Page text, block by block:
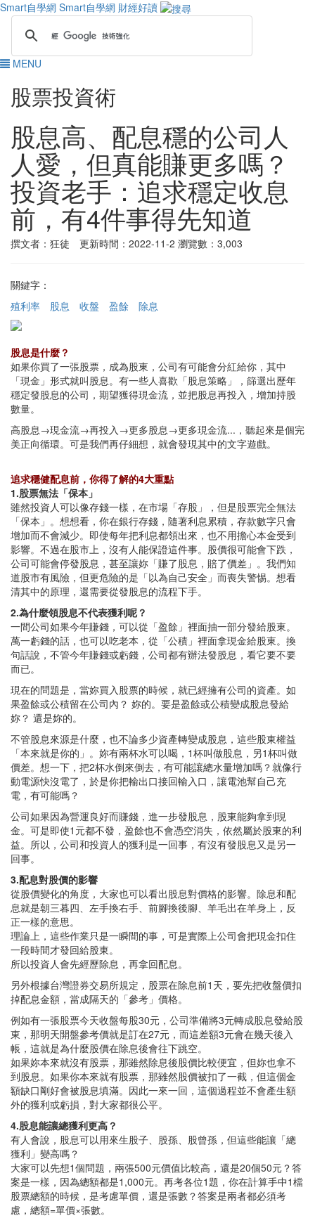
Smart自學網 Smart自學網 財經好讀
MENU
股票投資術
股息高、配息穩的公司人
人愛，但真能賺更多嗎？
投資老手：追求穩定收息
前，有4件事得先知道
撰文者：狂徒 更新時間：2022-11-2 瀏覽數：3,003
關鍵字：
殖利率
股息 收盤 盈餘 除息
股息是什麼？
如果你買了一張股票，成為股東，公司有可能會分紅給你，其中
「現金」形式就叫股息。有一些人喜歡「股息策略」，篩選出歷年
穩定發股息的公司，期望獲得現金流，並把股息再投入，增加持股
數量。
高股息→現金流→再投入→更多股息→更多現金流...，聽起來是個完
美正向循環。可是我們再仔細想，就會發現其中的文字遊戲。
追求穩健配息前，你得了解的4大重點
1.股票無法「保本」
雖然投資人可以像存錢一樣，在市場「存股」，但是股票完全無法
「保本」。想想看，你在銀行存錢，隨著利息累積，存款數字只會
增加而不會減少。即使每年把利息都領出來，也不用擔心本金受到
影響。不過在股市上，沒有人能保證這件事。股價很可能會下跌，
公司可能會停發股息，甚至讓妳「賺了股息，賠了價差」。我們知
道股市有風險，但更危險的是「以為自己安全」而喪失警惕。想看
清其中的原理，還需要從發股息的流程下手。
2.為什麼領股息不代表獲利呢？
一間公司如果今年賺錢，可以從「盈餘」裡面抽一部分發給股東。
萬一虧錢的話，也可以吃老本，從「公積」裡面拿現金給股東。換
句話說，不管今年賺錢或虧錢，公司都有辦法發股息，看它要不要
而已。
現在的問題是，當妳買入股票的時候，就已經擁有公司的資產。如
果盈餘或公積留在公司內？ 妳的。要是盈餘或公積變成股息發給
妳？ 還是妳的。
不管股息來源是什麼，也不論多少資產轉變成股息，這些股東權益
「本來就是你的」。妳有兩杯水可以喝，1杯叫做股息，另1杯叫做
價差。想一下，把2杯水倒來倒去，有可能讓總水量增加嗎？就像行
動電源快沒電了，於是你把輸出口接回輸入口，讓電池幫自己充
電，有可能嗎？
公司如果因為營運良好而賺錢，進一步發股息，股東能夠拿到現
金。可是即使1元都不發，盈餘也不會憑空消失，依然屬於股東的利
益。所以，公司和投資人的獲利是一回事，有沒有發股息又是另一
回事。
3.配息對股價的影響
從股價變化的角度，大家也可以看出股息對價格的影響。除息和配
息就是朝三暮四、左手換右手、前腳換後腳、羊毛出在羊身上，反
正一樣的意思。
理論上，這些作業只是一瞬間的事，可是實際上公司會把現金扣住
一段時間才發回給股東。
所以投資人會先經歷除息，再拿回配息。
另外根據台灣證券交易所規定，股票在除息前1天，要先把收盤價扣
掉配息金額，當成隔天的「參考」價格。
例如有一張股票今天收盤每股30元，公司準備將3元轉成股息發給股
東，那明天開盤參考價就是訂在27元，而這差額3元會在幾天後入
帳，這就是為什麼股價在除息後會往下跳空。
如果妳本來就沒有股票，那雖然除息後股價比較便宜，但妳也拿不
到股息。如果你本來就有股票，那雖然股價被扣了一截，但這個金
額缺口剛好會被股息填滿。因此一來一回，這個過程並不會產生額
外的獲利或虧損，對大家都很公平。
4.股息能讓總獲利更高？
有人會說，股息可以用來生股子、股孫、股曾孫，但這些能讓「總
獲利」變高嗎？
大家可以先想1個問題，兩張500元價值比較高，還是20個50元？答
案是一樣，因為總額都是1,000元。再考各位1題，你在計算手中1檔
股票總額的時候，是考慮單價，還是張數？答案是兩者都必須考
慮，總額=單價×張數。